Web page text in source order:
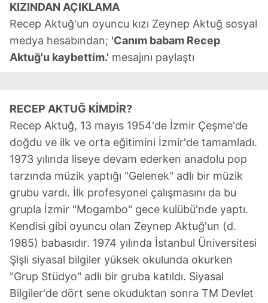
KIZINDAN AÇIKLAMA
Recep Aktuğ'un oyuncu kızı Zeynep Aktuğ sosyal
medya hesabından; 'Canım babam Recep
Aktuğ'u kaybettim.' mesajını paylaştı
RECEP AKTUĞ KİMDİR?
Recep Aktuğ, 13 mayıs 1954'de İzmir Çeşme'de
doğdu ve ilk ve orta eğitimini İzmir'de tamamladı.
1973 yılında liseye devam ederken anadolu pop
tarzında müzik yaptığı "Gelenek" adlı bir müzik
grubu vardı. İlk profesyonel çalışmasını da bu
grupla İzmir "Mogambo" gece kulübü'nde yaptı.
Kendisi gibi oyuncu olan Zeynep Aktuğ'un (d.
1985) babasıdır. 1974 yılında İstanbul Üniversitesi
Şişli siyasal bilgiler yüksek okulunda okurken
"Grup Stüdyo" adlı bir gruba katıldı. Siyasal
Bilgiler'de dört sene okuduktan sonra TM Devlet